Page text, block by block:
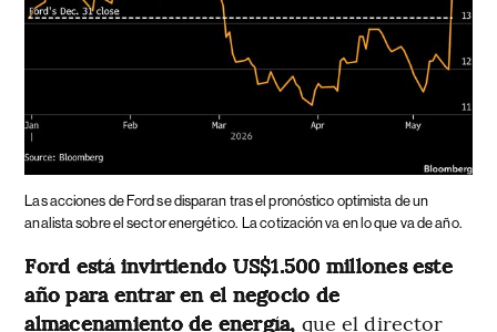
Las acciones de Ford se disparan tras el pronóstico optimista de un
analista sobre el sector energético.
La cotización va en lo que va de año.
Ford está invirtiendo US$1.500 millones este
año para entrar en el negocio de
almacenamiento de energía, que el director